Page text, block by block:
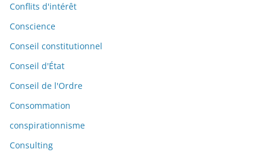
Conflits d'intérêt
Conscience
Conseil constitutionnel
Conseil d'État
Conseil de l'Ordre
Consommation
conspirationnisme
Consulting